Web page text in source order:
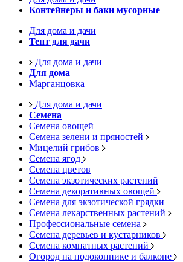
Контейнеры и баки мусорные
Для дома и дачи
Тент для дачи
Для дома и дачи
Для дома
Марганцовка
Для дома и дачи
Семена
Семена овощей
Семена зелени и пряностей
Мицелий грибов
Семена ягод
Семена цветов
Семена экзотических растений
Семена декоративных овощей
Семена для экзотической грядки
Семена лекарственных растений
Профессиональные семена
Семена деревьев и кустарников
Семена комнатных растений
Огород на подоконнике и балконе